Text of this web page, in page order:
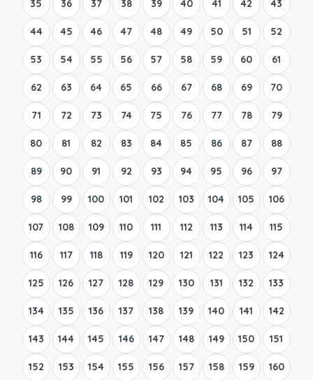
35 36 37 38 39 40 41 42 43
44 45 46 47 48 49 50 51 52
53 54 55 56 57 58 59 60 61
62 63 64 65 66 67 68 69 70
71 72 73 74 75 76 77 78 79
80 81 82 83 84 85 86 87 88
89 90 91 92 93 94 95 96 97
98 99 100 101 102 103 104 105 106
107 108 109 110 111 112 113 114 115
116 117 118 119 120 121 122 123 124
125 126 127 128 129 130 131 132 133
134 135 136 137 138 139 140 141 142
143 144 145 146 147 148 149 150 151
152 153 154 155 156 157 158 159 160